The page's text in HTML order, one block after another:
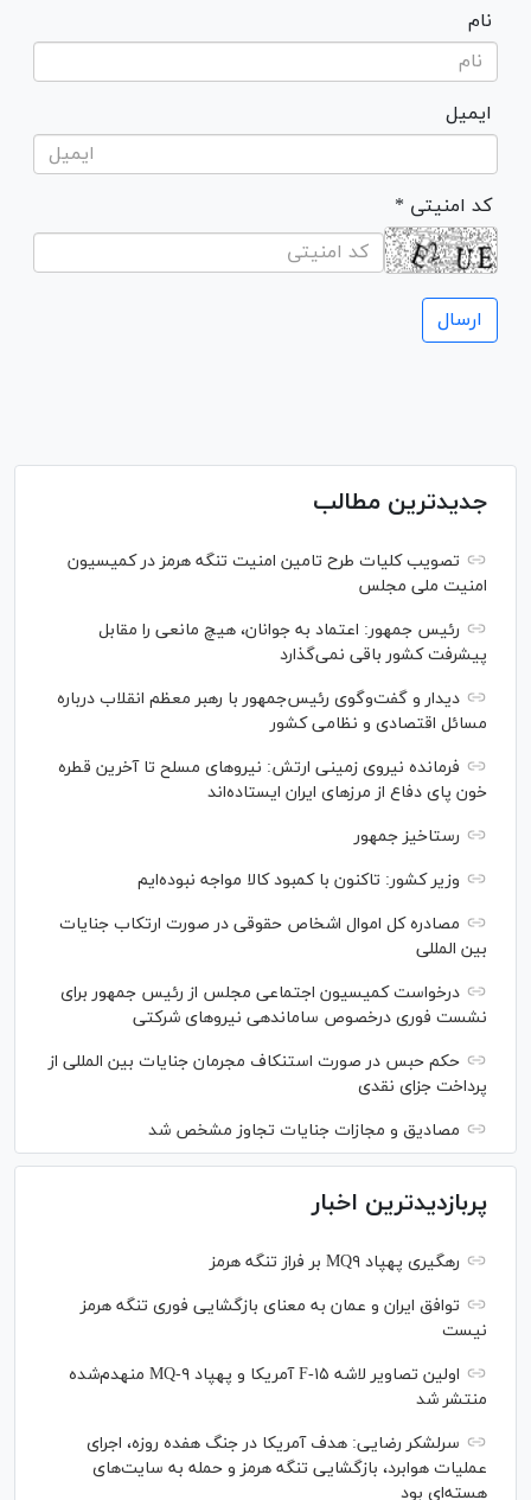
نام
ایمیل
* کد امنیتی
جدیدترین مطالب
تصویب کلیات طرح تامین امنیت تنگه هرمز در کمیسیون
امنیت ملی مجلس
رئیس جمهور: اعتماد به جوانان، هیچ مانعی را مقابل
پیشرفت کشور باقی نمی‌گذارد
دیدار و گفت‌‌وگوی رئیس‌جمهور با رهبر معظم انقلاب درباره
مسائل اقتصادی و نظامی کشور
فرمانده نیروی زمینی ارتش: نیرو‌های مسلح تا آخرین قطره
خون پای دفاع از مرز‌های ایران ایستاده‌اند
رستاخیز جمهور
وزیر کشور: تاکنون با کمبود کالا مواجه نبوده‌ایم
مصادره کل اموال اشخاص حقوقی در صورت ارتکاب جنایات
بین المللی
درخواست کمیسیون اجتماعی مجلس از رئیس جمهور برای
نشست فوری درخصوص ساماندهی نیرو‌های شرکتی
حکم حبس در صورت استنکاف مجرمان جنایات بین المللی از
پرداخت جزای نقدی
مصادیق و مجازات جنایات تجاوز مشخص شد
پربازدیدترین اخبار
رهگیری پهپاد MQ۹ بر فراز تنگه هرمز
توافق ایران و عمان به معنای بازگشایی فوری تنگه هرمز
نیست
اولین تصاویر لاشه F-۱۵ آمریکا و پهپاد MQ-۹ منهدم‌شده
منتشر شد
سرلشکر رضایی: هدف آمریکا در جنگ هفده روزه، اجرای
عملیات هوابرد، بازگشایی تنگه هرمز و حمله به سایت‌های
هسته‌ای بود